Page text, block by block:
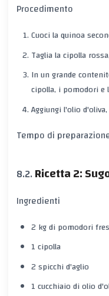
Procedimento
Cuoci la quinoa
Taglia la cipolla
In un grande
cipolla, i pomodori e
Aggiungi l'olio
Tempo di
Ricetta 2:
Ingredienti
2 kg di pomodori
1 cipolla
2 spicchi d'aglio
1 cucchiaio di olio